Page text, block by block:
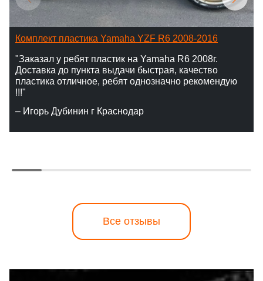
Комплект пластика Yamaha YZF R6 2008-2016
"Заказал у ребят пластик на Yamaha R6 2008г.
Доставка до пункта выдачи быстрая, качество
пластика отличное, ребят однозначно рекомендую
!!!"
– Игорь Дубинин г Краснодар
Все отзывы